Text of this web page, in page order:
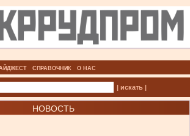
СПРАВОЧНИК О НАС
| искать |
НОВОСТЬ